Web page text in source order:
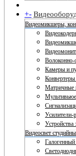
+-
Видеомикшеры,
Волоконно-
Камеры и
Конвертеры
Матричные
Усилители-
Устройства
Видеосвет
Галогенный